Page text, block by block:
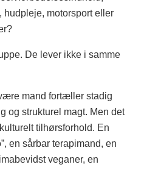
hudpleje, motorsport eller
De lever ikke i samme
mand fortæller stadig
og strukturel magt. Men det
tilhørsforhold. En
en sårbar terapimand, en
veganer, en